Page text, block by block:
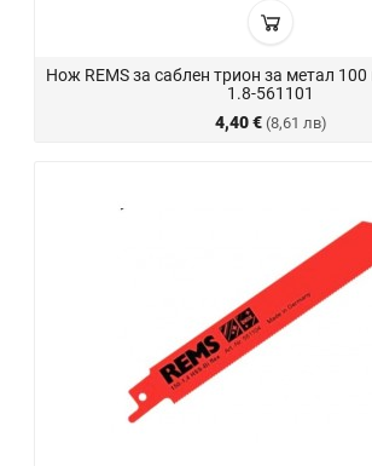
Нож REMS за саблен трион за метал
1.8-561101
4,40 € (8,61 лв)